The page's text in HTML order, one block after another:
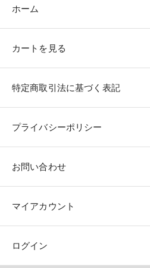
ホーム
カートを見る
特定商取引法に基づく表記
プライバシーポリシー
お問い合わせ
マイアカウント
ログイン